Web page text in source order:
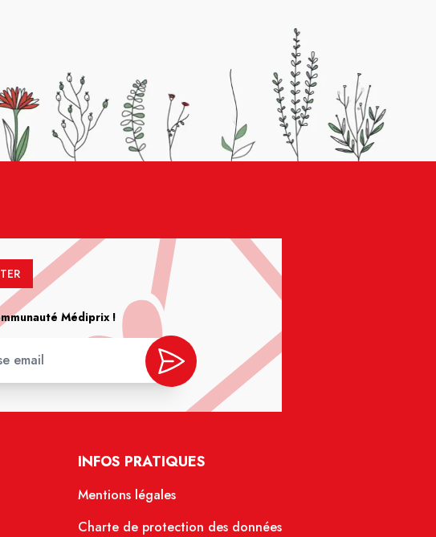
Médiprix !
INFOS PRATIQUES
Mentions légales
Charte de protection des données